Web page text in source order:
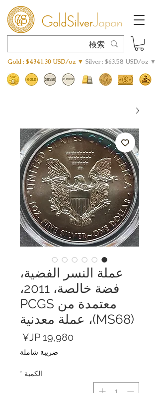
Gold : $4341.30 USD/oz ▼ Silver : $63.58 USD/oz ▼
عملة النسر الفضية،
فضة خالصة، 2011،
معتمدة من PCGS
(MS68)، عملة معدنية
ضريبة شاملة
الكمية *